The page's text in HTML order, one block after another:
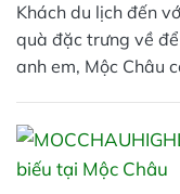
Khách du lịch đến
quà đặc trưng về
anh em, Mộc Châu